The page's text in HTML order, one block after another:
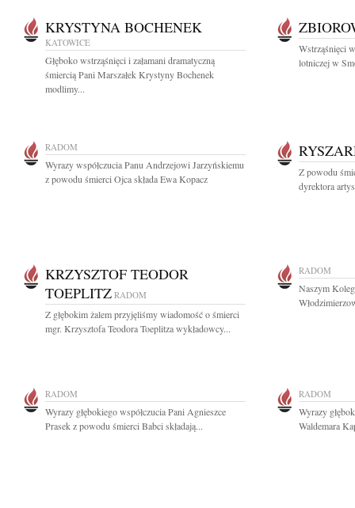
KRYSTYNA BOCHENEK
KATOWICE
Głęboko wstrząśnięci i załamani dramatyczną
śmiercią Pani Marszałek Krystyny Bochenek
modlimy...
Wstrząśnięci
lotniczej w
RADOM
Wyrazy współczucia Panu Andrzejowi Jarzyńskiemu
z powodu śmierci Ojca składa Ewa Kopacz
Z powodu
dyrektora
KRZYSZTOF TEODOR
TOEPLITZ RADOM
Z głębokim żalem przyjęliśmy wiadomość o śmierci
mgr. Krzysztofa Teodora Toeplitza wykładowcy...
RADOM
Naszym
RADOM
Wyrazy głębokiego współczucia Pani Agnieszce
Prasek z powodu śmierci Babci składają...
RADOM
Wyrazy
Waldemara